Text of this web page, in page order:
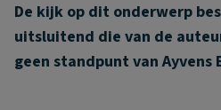
De kijk op dit onderwerp
uitsluitend die van de
geen standpunt van Ayvens